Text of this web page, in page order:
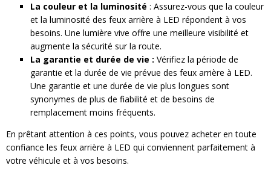
La couleur et la luminosité : Assurez-vous que la couleur
et la luminosité des feux arrière à LED répondent à vos
besoins. Une lumière vive offre une meilleure visibilité et
augmente la sécurité sur la route.
La garantie et durée de vie : Vérifiez la période de
garantie et la durée de vie prévue des feux arrière à LED.
Une garantie et une durée de vie plus longues sont
synonymes de plus de fiabilité et de besoins de
remplacement moins fréquents.
En prêtant attention à ces points, vous pouvez acheter en toute
confiance les feux arrière à LED qui conviennent parfaitement à
votre véhicule et à vos besoins.